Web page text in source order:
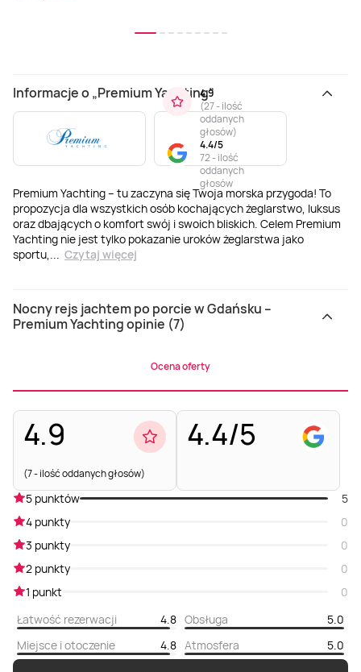
Informacje o „Premium Yachting”
Premium Yachting – tu zaczyna się Twoja morska przygoda! To
propozycja dla wszystkich osób kochających żeglarstwo, luksus
oraz dbających o komfort swój i swoich bliskich. Celem Premium
Yachting nie jest tylko pokazanie uroków żeglarstwa jako
sportu,... Czytaj więcej
4.9
(27 - ilość
oddanych
głosów)
4.4/5
72 - ilość
oddanych
głosów
Nocny rejs jachtem po porcie w Gdańsku –
Premium Yachting opinie (7)
Ocena oferty
4.9
(7 - ilość oddanych głosów)
4.4/5
5 punktów
5
4 punkty
0
3 punkty
0
2 punkty
0
1 punkt
0
Łatwość rezerwacji
4.8 Obsługa
5.0
Miejsce i otoczenie
4.8 Atmosfera 5.0